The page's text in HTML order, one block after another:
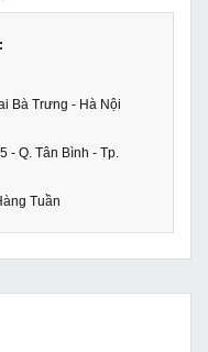
Bà Trưng - Hà Nội
- Q. Tân Bình - Tp.
Tuần